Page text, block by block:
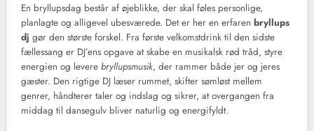
En bryllupsdag består af øjeblikke, der skal føles personlige,
planlagte og alligevel ubesværede. Det er her en erfaren bryllups
dj gør den største forskel. Fra første velkomstdrink til den sidste
fællessang er DJ’ens opgave at skabe en musikalsk rød tråd, styre
energien og levere bryllupsmusik, der rammer både jer og jeres
gæster. Den rigtige DJ læser rummet, skifter sømløst mellem
genrer, håndterer taler og indslag og sikrer, at overgangen fra
middag til dansegulv bliver naturlig og energifyldt.